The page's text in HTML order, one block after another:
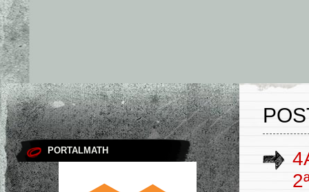
PORTALMATH